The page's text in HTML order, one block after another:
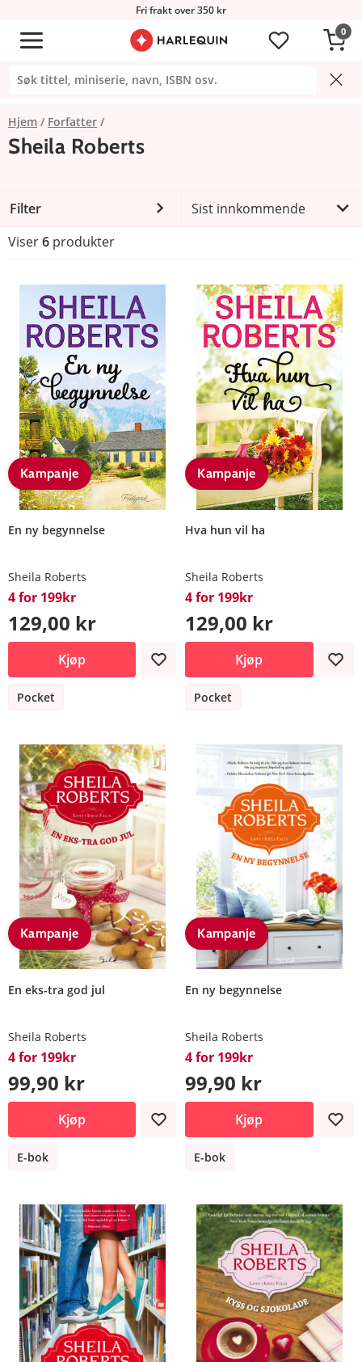
Fri frakt over 350 kr
0
Hjem Forfatter
Sheila Roberts
Filter
Sist innkommende
Viser6 produkter
Kampanje
En ny begynnelse
Sheila Roberts
4 for 199kr
129,00 kr
Kjøp
Pocket
Kampanje
Hva hun vil ha
Sheila Roberts
4 for 199kr
129,00 kr
Kjøp
Pocket
Kampanje
En eks-tra god jul
Sheila Roberts
4 for 199kr
99,90 kr
Kjøp
E-bok
Kampanje
En ny begynnelse
Sheila Roberts
4 for 199kr
99,90 kr
Kjøp
E-bok